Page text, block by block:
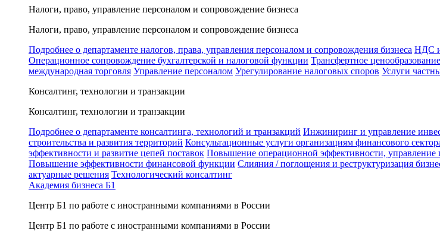
Налоги, право, управление персоналом и сопровождение бизнеса
Налоги, право, управление персоналом и сопровождение бизнеса
Подробнее о департаменте налогов, права, управления персоналом и сопровождения бизнеса НДС
Операционное сопровождение бухгалтерской и налоговой функции Трансфертное
международная торговля Управление персоналом Урегулирование налоговых споров Услуги
Консалтинг, технологии и транзакции
Консалтинг, технологии и транзакции
Подробнее о департаменте консалтинга, технологий и транзакций Инжиниринг и управление
строительства и развития территорий Консультационные услуги организациям финансового
эффективности и развитие цепей поставок Повышение операционной эффективности, управление
Повышение эффективности финансовой функции Слияния / поглощения и реструктуризация
актуарные решения Технологический консалтинг
Академия бизнеса Б1
Центр Б1 по работе с иностранными компаниями в России
Центр Б1 по работе с иностранными компаниями в России